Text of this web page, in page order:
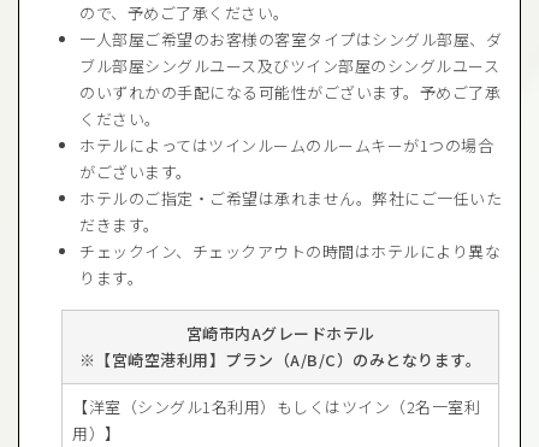
ので、予めご了承ください。
一人部屋ご希望のお客様の客室タイプはシングル部屋、ダ
ブル部屋シングルユース及びツイン部屋のシングルユース
のいずれかの手配になる可能性がございます。予めご了承
ください。
ホテルによってはツインルームのルームキーが1つの場合
がございます。
ホテルのご指定・ご希望は承れません。弊社にご一任いた
だきます。
チェックイン、チェックアウトの時間はホテルにより異な
ります。
宮崎市内Aグレードホテル
【宮崎空港利用】プラン（A/B/C）のみとなります。
【洋室（シングル1名利用）もしくはツイン（2名一室利
用）】